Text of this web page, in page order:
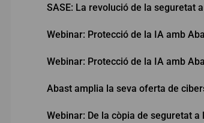
SASE: La revolució de la seguretat
Webinar: Protecció de la IA amb
Webinar: Protecció de la IA amb
Abast amplia la seva oferta de
Webinar: De la còpia de seguretat a